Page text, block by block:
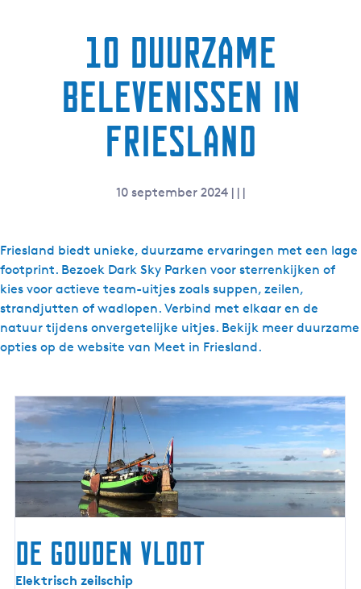
10 duurzame
belevenissen in
Friesland
10 september 2024 | | |
Friesland biedt unieke, duurzame ervaringen met een lage
footprint. Bezoek Dark Sky Parken voor sterrenkijken of
kies voor actieve team-uitjes zoals suppen, zeilen,
strandjutten of wadlopen. Verbind met elkaar en de
natuur tijdens onvergetelijke uitjes. Bekijk meer duurzame
opties op de website van Meet in Friesland.
De Gouden Vloot
D
Elektrisch zeilschip